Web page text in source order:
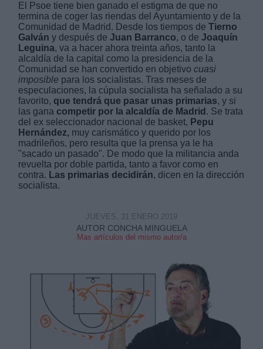
El Psoe tiene bien ganado el estigma de que no
termina de coger las riendas del Ayuntamiento y de la
Comunidad de Madrid. Desde los tiempos deTierno
Galván y después deJuan Barranco, o deJoaquín
Leguina, va a hacer ahora treinta años, tanto la
alcaldía de la capital como la presidencia de la
Comunidad se han convertido en objetivocuasi
imposible para los socialistas. Tras meses de
especulaciones, la cúpula socialista ha señalado a su
favorito, que tendrá que pasar unas primarias, y si
las gana competir por la alcaldía de Madrid . Se trata
del ex seleccionador nacional de basket, Pepu
Hernández, muy carismático y querido por los
madrileños, pero resulta que la prensa ya le ha
"sacado un pasado". De modo que la militancia anda
revuelta por doble partida, tanto a favor como en
contra. Las primarias decidirán, dicen en la dirección
socialista.
AUTOR CONCHA MINGUELA
Mas artículos del mismo autor/a
JUEVES, 31 ENERO 2019
Destinatarios:
Derechos:
link
Información adicional
link